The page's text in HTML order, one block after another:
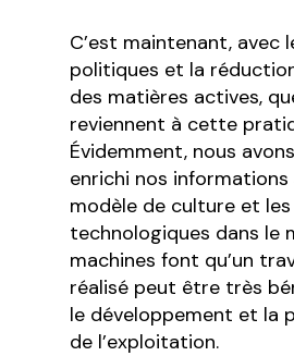
C’est maintenant, avec
politiques et la
des matières actives,
reviennent à cette
Évidemment, nous
enrichi nos informations
modèle de culture et
technologiques dans le
machines font qu’un
réalisé peut être très
le développement et la
de l’exploitation.